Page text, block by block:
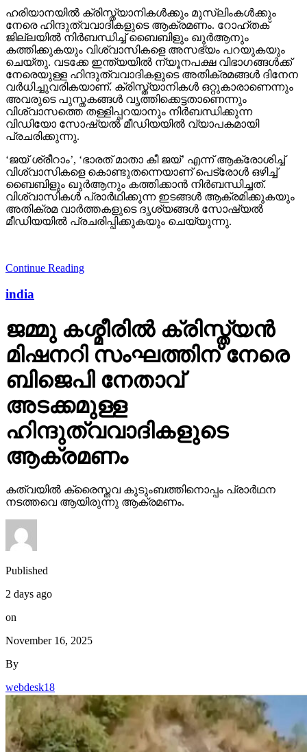
ഹരിയാനയില്‍ ക്രിസ്ത്യാനികള്‍ക്കും മുസ്‌ലിംകള്‍ക്കും
നേരെ ഹിന്ദുത്വവാദികളുടെ ആക്രമണം. റോഹ്തക്
ജില്ലയില്‍ നിര്‍ബന്ധിച്ച് ബൈബിളും ഖുര്‍ആനും
കത്തിക്കുകയും വിശ്വാസികളെ അസഭ്യം പറയുകയും
ചെയ്തു. വടക്കേ ഇന്ത്യയില്‍ ന്യൂനപക്ഷ വിഭാഗങ്ങള്‍ക്ക്
നേരെയുള്ള ഹിന്ദുത്വവാദികളുടെ അതിക്രമങ്ങള്‍ ദിനേന
വര്‍ധിച്ചുവരികയാണ്. ക്രിസ്ത്യാനികള്‍ ഒറ്റുകാരാണെന്നും
അവരുടെ പുസ്തകങ്ങള്‍ വൃത്തിക്കെട്ടതാണെന്നും
വിശ്വാസത്തെ തള്ളിപ്പറയാനും നിര്‍ബന്ധിക്കുന്ന
വിഡിയോ സോഷ്യല്‍ മീഡിയയില്‍ വ്യാപകമായി
പ്രചരിക്കുന്നു.
‘ജയ് ശ്രീറാം’, ‘ഭാരത് മാതാ കീ ജയ്’ എന്ന് ആക്രോശിച്ച്
വിശ്വാസികളെ കൊണ്ടുതന്നെയാണ് പെട്രോള്‍ ഒഴിച്ച്
ബൈബിളും ഖുര്‍ആനും കത്തിക്കാന്‍ നിര്‍ബന്ധിച്ചത്.
വിശ്വാസികള്‍ പ്രാര്‍ഥിക്കുന്ന ഇടങ്ങള്‍ ആക്രമിക്കുകയും
അതിക്രമ വാര്‍ത്തകളുടെ ദൃശ്യങ്ങള്‍ സോഷ്യല്‍
മീഡിയയില്‍ പ്രചരിപ്പിക്കുകയും ചെയ്യുന്നു.
Continue Reading
india
ജമ്മു കശ്മീരില്‍ ക്രിസ്ത്യന്‍
മിഷനറി സംഘത്തിന് നേരെ
ബിജെപി നേതാവ്
അടക്കമുള്ള
ഹിന്ദുത്വവാദികളുടെ
ആക്രമണം
കത്വയില്‍ ക്രൈസ്തവ കുടുംബത്തിനൊപ്പം പ്രാര്‍ഥന
നടത്തവെ ആയിരുന്നു ആക്രമണം.
Published
2 days ago
on
November 16, 2025
By
webdesk18